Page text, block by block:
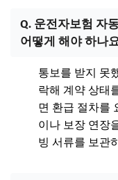
Q. 운전자보험 자
어떻게 해야 하나
통보를 받지 못
락해 계약 상태
면 환급 절차를
이나 보장 연장
빙 서류를 보관